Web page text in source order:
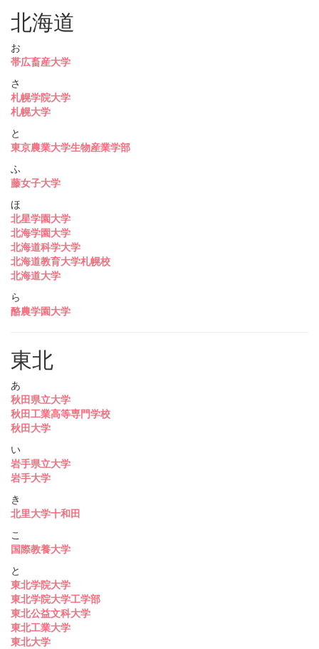
北海道
お
帯広畜産大学
さ
札幌学院大学
札幌大学
と
東京農業大学生物産業学部
ふ
藤女子大学
ほ
北星学園大学
北海学園大学
北海道科学大学
北海道教育大学札幌校
北海道大学
ら
酪農学園大学
東北
あ
秋田県立大学
秋田工業高等専門学校
秋田大学
い
岩手県立大学
岩手大学
き
北里大学十和田
こ
国際教養大学
と
東北学院大学
東北学院大学工学部
東北公益文科大学
東北工業大学
東北大学